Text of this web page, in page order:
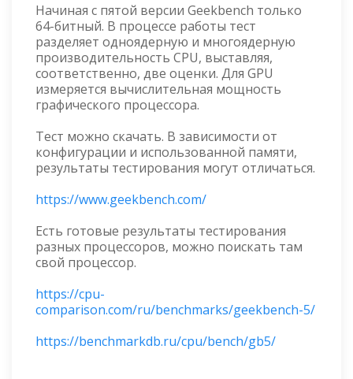
Начиная с пятой версии Geekbench только
64-битный. В процессе работы тест
разделяет одноядерную и многоядерную
производительность CPU, выставляя,
соответственно, две оценки. Для GPU
измеряется вычислительная мощность
графического процессора.
Тест можно скачать. В зависимости от
конфигурации и использованной памяти,
результаты тестирования могут отличаться.
https://www.geekbench.com/
Есть готовые результаты тестирования
разных процессоров, можно поискать там
свой процессор.
https://cpu-
comparison.com/ru/benchmarks/geekbench-5/
https://benchmarkdb.ru/cpu/bench/gb5/